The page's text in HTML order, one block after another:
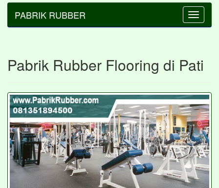
Toggle
PABRIK RUBBER
Pabrik Rubber Flooring di Pati